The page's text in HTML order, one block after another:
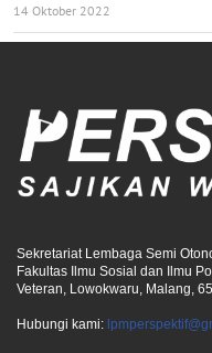
14 Oktober 2022
Sekretariat Lembaga Semi
Fakultas Ilmu Sosial dan Ilmu
Veteran, Lowokwaru, Malang,
Hubungi kami: